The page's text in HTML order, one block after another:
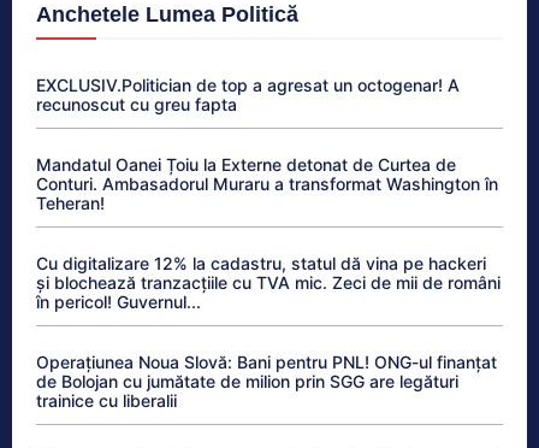
Anchetele Lumea Politică
EXCLUSIV.Politician de top a agresat un octogenar! A
recunoscut cu greu fapta
Mandatul Oanei Țoiu la Externe detonat de Curtea de
Conturi. Ambasadorul Muraru a transformat Washington în
Teheran!
Cu digitalizare 12% la cadastru, statul dă vina pe hackeri
și blochează tranzacțiile cu TVA mic. Zeci de mii de români
în pericol! Guvernul...
Operațiunea Noua Slovă: Bani pentru PNL! ONG-ul finanțat
de Bolojan cu jumătate de milion prin SGG are legături
trainice cu liberalii